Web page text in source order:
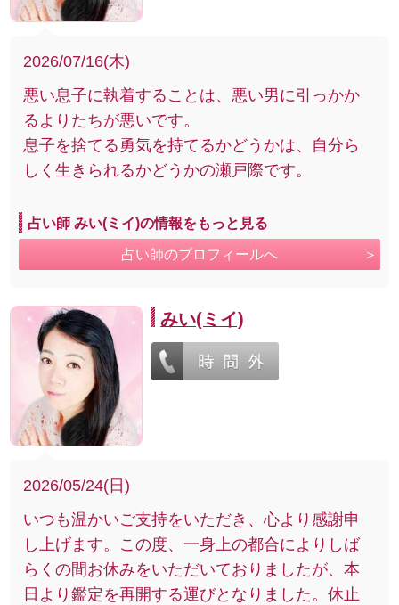
2026/07/16(木)
悪い息子に執着することは、悪い男に引っかか
るよりたちが悪いです。
息子を捨てる勇気を持てるかどうかは、自分ら
しく生きられるかどうかの瀬戸際です。
占い師 みい(ミイ)の情報をもっと見る
占い師のプロフィールへ
みい(ミイ)
2026/05/24(日)
いつも温かいご支持をいただき、心より感謝申
し上げます。この度、一身上の都合によりしば
らくの間お休みをいただいておりましたが、本
日より鑑定を再開する運びとなりました。休止